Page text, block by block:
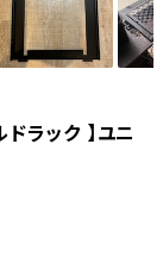
ラック 】ユニ